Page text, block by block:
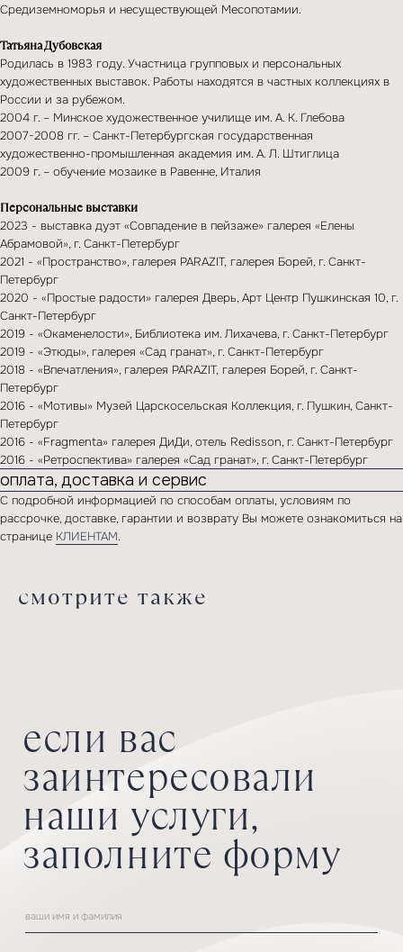
Средиземноморья и несуществующей Месопотамии.
Татьяна Дубовская
Родилась в 1983 году. Участница групповых и персональных
художественных выставок. Работы находятся в частных коллекциях в
России и за рубежом.
2004 г. – Минское художественное училище им. А. К. Глебова
2007-2008 гг. – Санкт-Петербургская государственная
художественно-промышленная академия им. А. Л. Штиглица
2009 г. – обучение мозаике в Равенне, Италия
Персональные выставки
2023 - выставка дуэт «Совпадение в пейзаже» галерея «Елены
Абрамовой», г. Санкт-Петербург
2021 - «Пространство», галерея PARAZIT, галерея Борей, г. Санкт-
Петербург
2020 - «Простые радости» галерея Дверь, Арт Центр Пушкинская 10, г.
Санкт-Петербург
2019 - «Окаменелости», Библиотека им. Лихачева, г. Санкт-Петербург
2019 - «Этюды», галерея «Сад гранат», г. Санкт-Петербург
2018 - «Впечатления», галерея PARAZIT, галерея Борей, г. Санкт-
Петербург
2016 - «Мотивы» Музей Царскосельская Коллекция, г. Пушкин, Санкт-
Петербург
2016 - «Fragmenta» галерея ДиДи, отель Redisson, г. Санкт-Петербург
2016 - «Ретроспектива» галерея «Сад гранат», г. Санкт-Петербург
оплата, доставка и сервис
С подробной информацией по способам оплаты, условиям по
рассрочке, доставке, гарантии и возврату Вы можете ознакомиться на
странице КЛИЕНТАМ.
смотрите также
если вас
заинтересовали
наши услуги,
заполните форму
Отправляя сведения через электронную форму, Вы даете согласие
каталог коллаборации контакты
+7 (812) 244-20-30
Санкт-Петербург, ул. Чапаева
д. 17, к. 2, стр. 1, помещение 9Н
политика обработки
персональных данных
График работы
10.00 — 20.00
по записи